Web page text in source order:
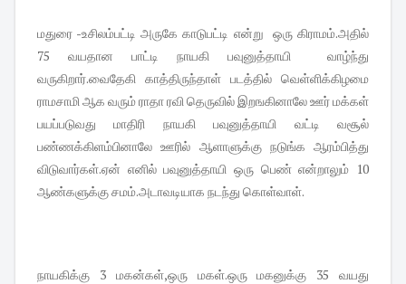
மதுரை -உசிலம்பட்டி அருகே காடுபட்டி என்று ஒரு கிராமம்.அதில்
75 வயதான பாட்டி நாயகி பவுனுத்தாயி வாழ்ந்து
வருகிறார்.வைதேகி காத்திருந்தாள் படத்தில் வெள்ளிக்கிழமை
ராமசாமி ஆக வரும் ராதா ரவி தெருவில் இறஙகினாலே ஊர் மக்கள்
பயப்படுவது மாதிரி நாயகி பவுனுத்தாயி வட்டி வசூல்
பண்ணக்கிளம்பினாலே ஊரில் ஆளாளுக்கு நடுங்க ஆரம்பித்து
விடுவார்கள்.ஏன் எனில் பவுனுத்தாயி ஒரு பெண் என்றாலும் 10
ஆண்களுக்கு சமம்.அடாவடியாக நடந்து கொள்வாள்.
நாயகிக்கு 3 மகன்கள்,ஒரு மகள்.ஒரு மகனுக்கு 35 வயது